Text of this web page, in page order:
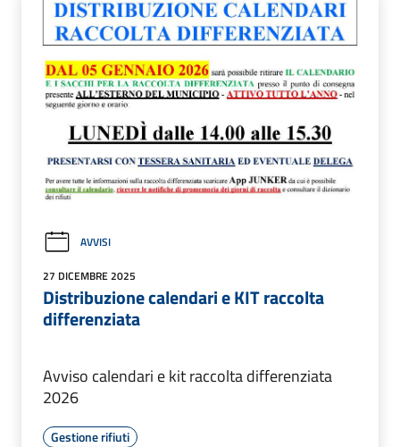
AVVISI
27 DICEMBRE 2025
Distribuzione calendari e KIT raccolta
differenziata
Avviso calendari e kit raccolta differenziata
2026
Gestione rifiuti